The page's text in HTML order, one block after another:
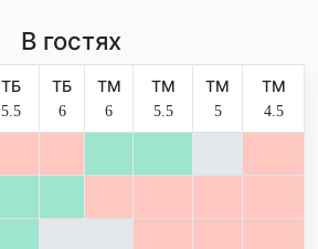
В гостях
ТБ
5.5
ТБ
6
ТМ
6
ТМ
5.5
ТМ
5
ТМ
4.5